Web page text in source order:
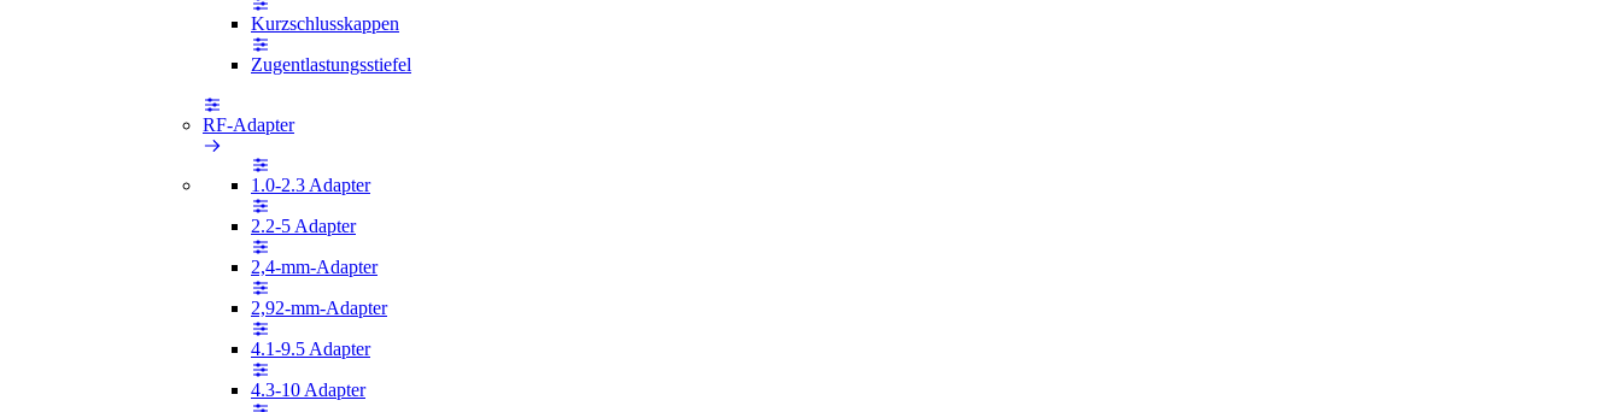
Kurzschlusskappen
Zugentlastungsstiefel
RF-Adapter
1.0-2.3 Adapter
2.2-5 Adapter
2,4-mm-Adapter
2,92-mm-Adapter
4.1-9.5 Adapter
4.3-10 Adapter